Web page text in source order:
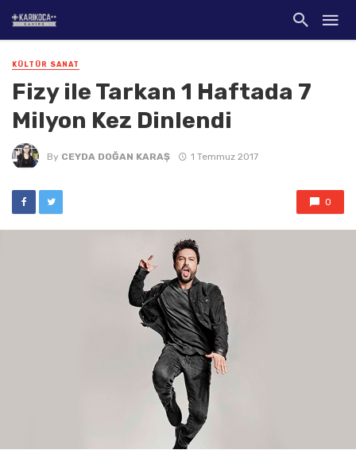
KÜLTÜR SANAT
Fizy ile Tarkan 1 Haftada 7
Milyon Kez Dinlendi
By CEYDA DOĞAN KARAŞ 1 Temmuz 2017
0